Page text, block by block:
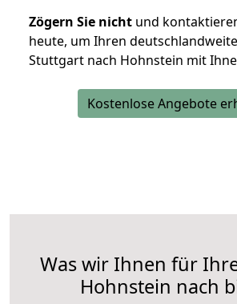
Zögern Sie nicht und
heute, um Ihren
Stuttgart nach Hohnstein mit
Kostenlose Angebote
Was wir Ihnen für
Hohnstein nach